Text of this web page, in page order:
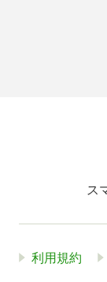
ス
利用規約